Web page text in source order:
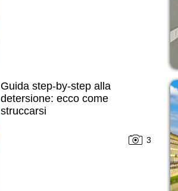
Guida step-by-step alla
detersione: ecco come
struccarsi
3